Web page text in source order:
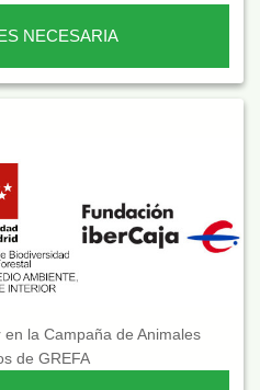
NECESARIA
la Campaña de Animales
de GREFA